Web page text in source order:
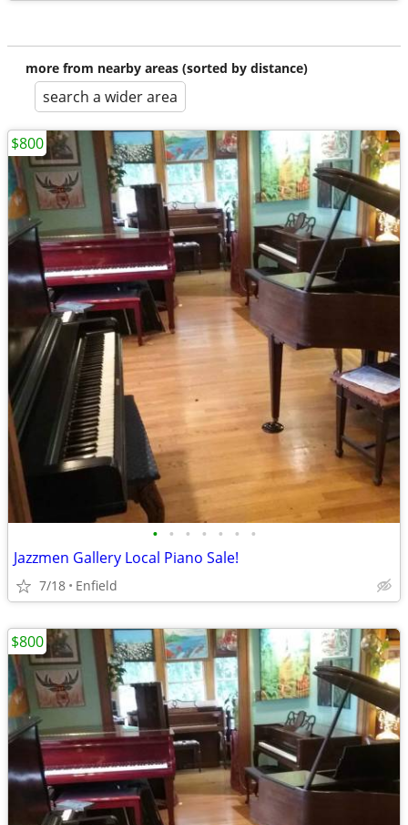
more from nearby areas (sorted by distance)
search a wider area
• • • • • • •
Jazzmen Gallery Local Piano Sale!
7/18 Enfield
$800
$800